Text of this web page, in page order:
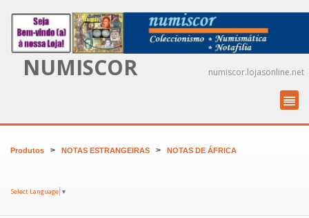
NUMISCOR numiscor.lojasonline.net
Produtos > NOTAS ESTRANGEIRAS > NOTAS DE ÁFRICA
Select Language ▼